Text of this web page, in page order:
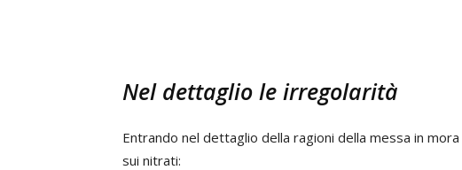
Nel dettaglio le irregolarità
Entrando nel dettaglio della ragioni della messa in
sui nitrati: